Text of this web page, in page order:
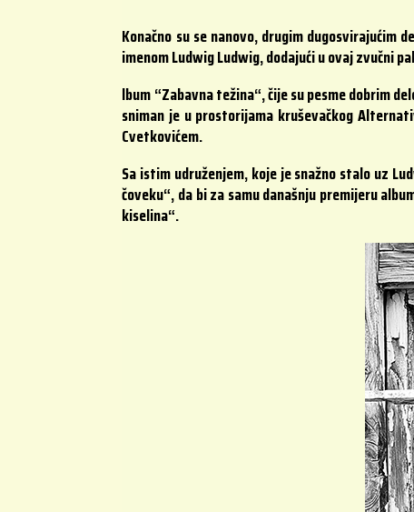
Konačno su se nanovo, drugim
imenom Ludwig Ludwig, dodajući u ovaj zvučni
lbum “Zabavna težina“, čije su pesme dobrim
sniman je u prostorijama kruševačkog
Cvetkovićem.
Sa istim udruženjem, koje je snažno stalo uz
čoveku“, da bi za samu današnju premijeru
kiselina“.